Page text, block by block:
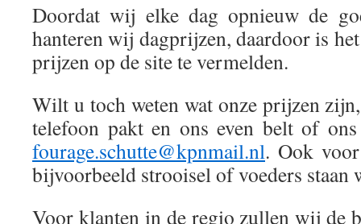
Doordat wij elke dag opnieuw de
hanteren wij dagprijzen, daardoor is
prijzen op de site te vermelden.
Wilt u toch weten wat onze prijzen
telefoon pakt en ons even belt of
fourage.schutte@kpnmail.nl. Ook
bijvoorbeeld strooisel of voeders staan
Voor klanten in de regio zullen wij de